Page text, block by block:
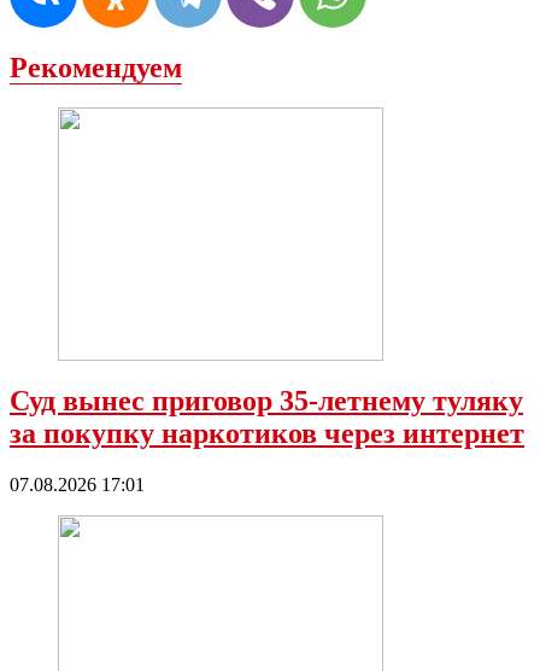
Рекомендуем
Суд вынес приговор 35-летнему туляку
за покупку наркотиков через интернет
07.08.2026 17:01